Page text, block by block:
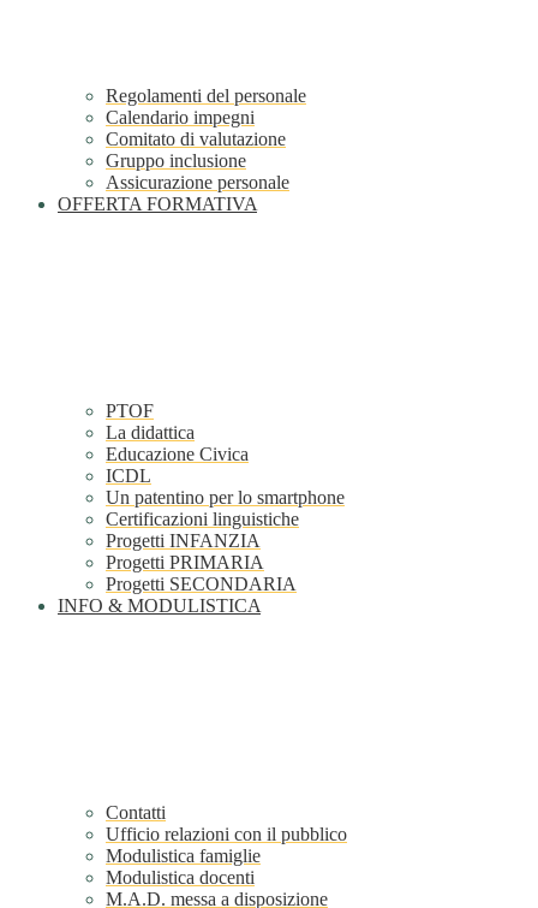
Regolamenti del personale
Calendario impegni
Comitato di valutazione
Gruppo inclusione
Assicurazione personale
OFFERTA FORMATIVA
PTOF
La didattica
Educazione Civica
ICDL
Un patentino per lo smartphone
Certificazioni linguistiche
Progetti INFANZIA
Progetti PRIMARIA
Progetti SECONDARIA
INFO & MODULISTICA
Contatti
Ufficio relazioni con il pubblico
Modulistica famiglie
Modulistica docenti
M.A.D. messa a disposizione